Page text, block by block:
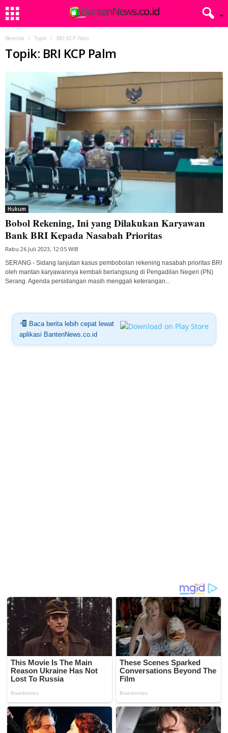
Beranda Topik BRI KCP Palm
Topik: BRI KCP Palm
Hukum
Bobol Rekening, Ini yang Dilakukan Karyawan
Bank BRI Kepada Nasabah Prioritas
Rabu 26 Juli 2023, 12:05 WIB
SERANG - Sidang lanjutan kasus pembobolan rekening nasabah prioritas BRI
oleh mantan karyawannya kembali berlangsung di Pengadilan Negeri (PN)
Serang. Agenda persidangan masih menggali keterangan...
Baca berita lebih cepat lewat
aplikasi BantenNews.co.id